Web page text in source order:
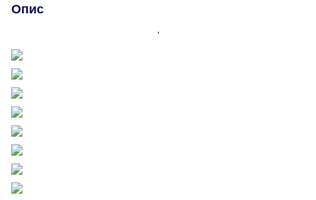
Опис
'